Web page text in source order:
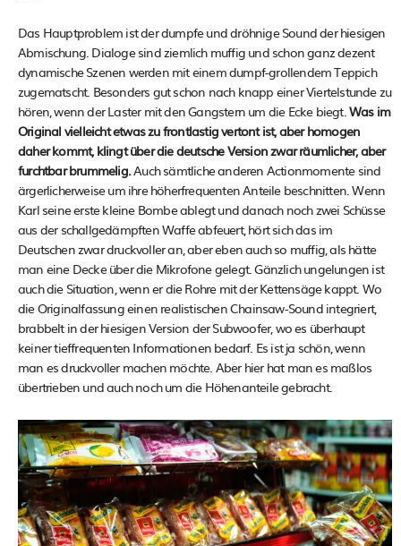
Das Hauptproblem ist der dumpfe und dröhnige Sound der hiesigen
Abmischung. Dialoge sind ziemlich muffig und schon ganz dezent
dynamische Szenen werden mit einem dumpf-grollendem Teppich
zugematscht. Besonders gut schon nach knapp einer Viertelstunde zu
hören, wenn der Laster mit den Gangstern um die Ecke biegt.Was im
Original vielleicht etwas zu frontlastig vertont ist, aber homogen
daher kommt, klingt über die deutsche Version zwar räumlicher, aber
furchtbar brummelig.Auch sämtliche anderen Actionmomente sind
ärgerlicherweise um ihre höherfrequenten Anteile beschnitten. Wenn
Karl seine erste kleine Bombe ablegt und danach noch zwei Schüsse
aus der schallgedämpften Waffe abfeuert, hört sich das im
Deutschen zwar druckvoller an, aber eben auch so muffig, als hätte
man eine Decke über die Mikrofone gelegt. Gänzlich ungelungen ist
auch die Situation, wenn er die Rohre mit der Kettensäge kappt. Wo
die Originalfassung einen realistischen Chainsaw-Sound integriert,
brabbelt in der hiesigen Version der Subwoofer, wo es überhaupt
keiner tieffrequenten Informationen bedarf. Es ist ja schön, wenn
man es druckvoller machen möchte. Aber hier hat man es maßlos
übertrieben und auch noch um die Höhenanteile gebracht.